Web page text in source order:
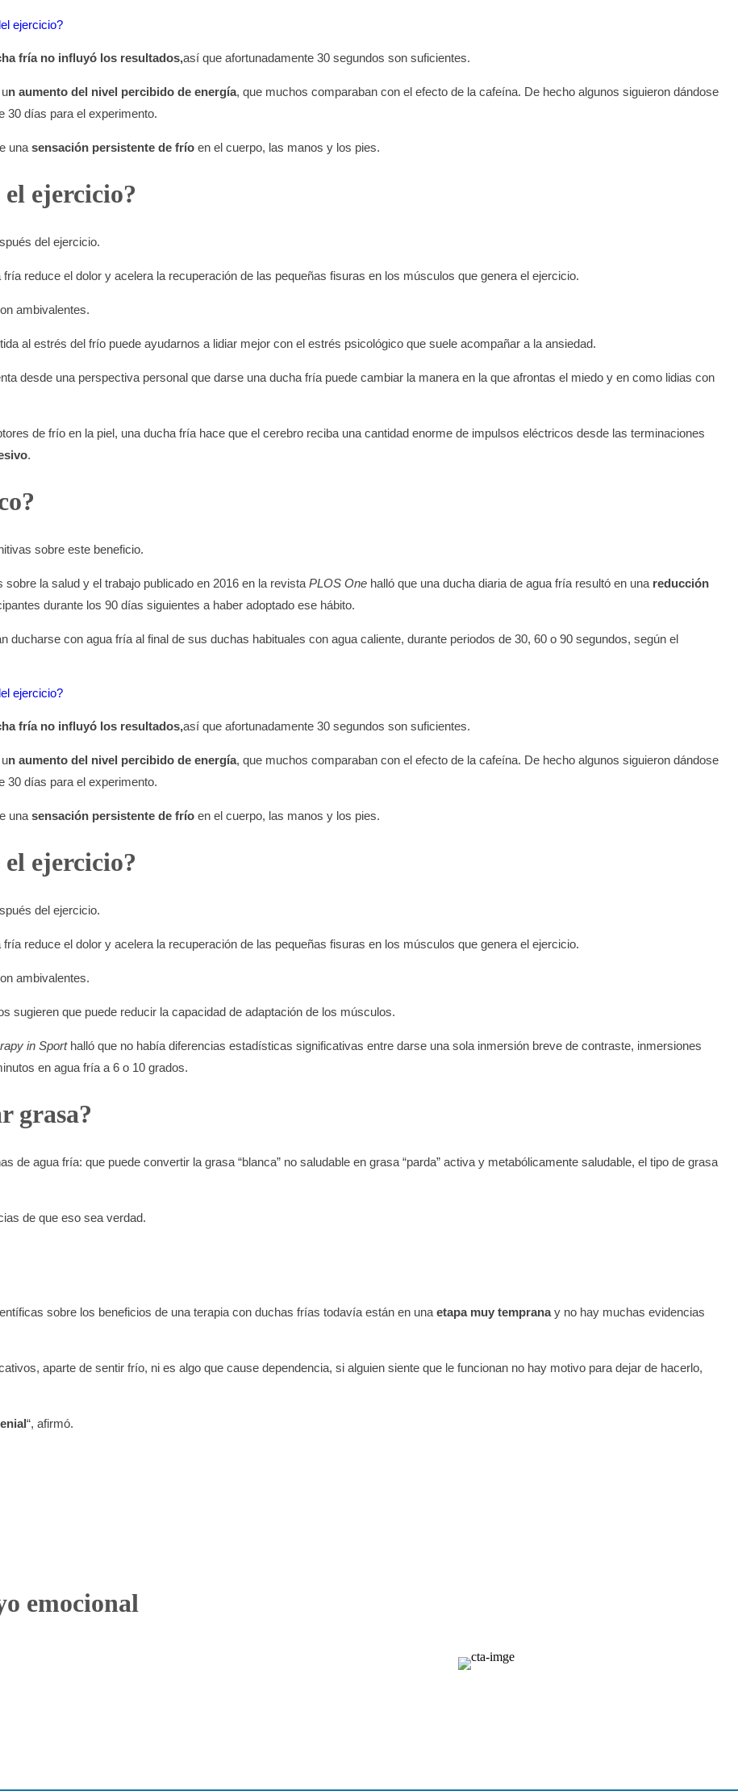
ejercicio?
fría no influyó los resultados,así que afortunadamente 30 segundos son suficientes.
n aumento del nivel percibido de energía, que muchos comparaban con el efecto de la cafeína. De hecho algunos siguieron dándose
30 días para el experimento.
una sensación persistente de frío en el cuerpo, las manos y los pies.
ejercicio?
del ejercicio.
reduce el dolor y acelera la recuperación de las pequeñas fisuras en los músculos que genera el ejercicio.
ambivalentes.
al estrés del frío puede ayudarnos a lidiar mejor con el estrés psicológico que suele acompañar a la ansiedad.
desde una perspectiva personal que darse una ducha fría puede cambiar la manera en la que afrontas el miedo y en como lidias con
de frío en la piel, una ducha fría hace que el cerebro reciba una cantidad enorme de impulsos eléctricos desde las terminaciones
.
sobre este beneficio.
la salud y el trabajo publicado en 2016 en la revista PLOS One halló que una ducha diaria de agua fría resultó en una reducción
durante los 90 días siguientes a haber adoptado ese hábito.
con agua fría al final de sus duchas habituales con agua caliente, durante periodos de 30, 60 o 90 segundos, según el
ejercicio?
fría no influyó los resultados,así que afortunadamente 30 segundos son suficientes.
n aumento del nivel percibido de energía, que muchos comparaban con el efecto de la cafeína. De hecho algunos siguieron dándose
30 días para el experimento.
una sensación persistente de frío en el cuerpo, las manos y los pies.
ejercicio?
del ejercicio.
reduce el dolor y acelera la recuperación de las pequeñas fisuras en los músculos que genera el ejercicio.
ambivalentes.
sugieren que puede reducir la capacidad de adaptación de los músculos.
in Sporthalló que no había diferencias estadísticas significativas entre darse una sola inmersión breve de contraste, inmersiones
en agua fría a 6 o 10 grados.
grasa?
de agua fría: que puede convertir la grasa “blanca” no saludable en grasa “parda” activa y metabólicamente saludable, el tipo de grasa
de que eso sea verdad.
sobre los beneficios de una terapia con duchas frías todavía están en una etapa muy tempranay no hay muchas evidencias
aparte de sentir frío, ni es algo que cause dependencia, si alguien siente que le funcionan no hay motivo para dejar de hacerlo,
“, afirmó.
emocional